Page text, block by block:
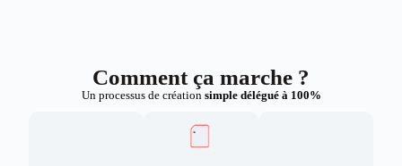
Comment ça marche ?
Un processus de création simple délégué à 100%